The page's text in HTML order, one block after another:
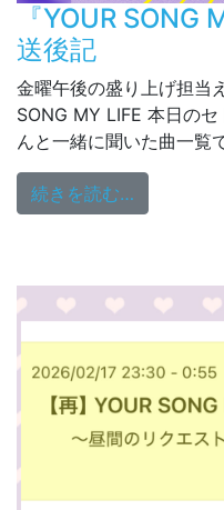
『YOUR
送後記
金曜午後の盛り上げ担当
SONG MY LIFE 本日のセ
んと一緒に聞いた曲一
続きを読む…